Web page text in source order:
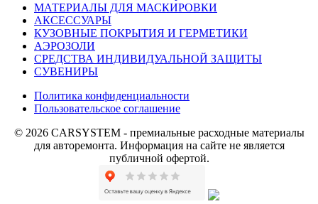
МАТЕРИАЛЫ ДЛЯ МАСКИРОВКИ
АКСЕССУАРЫ
КУЗОВНЫЕ ПОКРЫТИЯ И ГЕРМЕТИКИ
АЭРОЗОЛИ
СРЕДСТВА ИНДИВИДУАЛЬНОЙ ЗАЩИТЫ
СУВЕНИРЫ
Политика конфиденциальности
Пользовательское соглашение
© 2026 CARSYSTEM - премиальные расходные материалы
для авторемонта. Информация на сайте не является
публичной офертой.